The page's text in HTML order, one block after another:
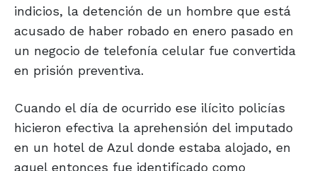
indicios, la detención de un hombre que está
acusado de haber robado en enero pasado en
un negocio de telefonía celular fue convertida
en prisión preventiva.
Cuando el día de ocurrido ese ilícito policías
hicieron efectiva la aprehensión del imputado
en un hotel de Azul donde estaba alojado, en
aquel entonces fue identificado como